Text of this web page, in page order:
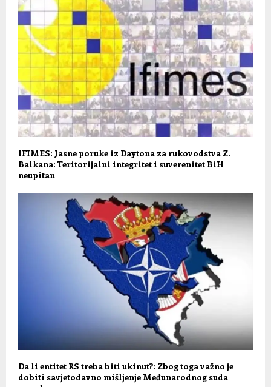
IFIMES: Jasne poruke iz Daytona za rukovodstva Z.
Balkana: Teritorijalni integritet i suverenitet BiH
neupitan
Da li entitet RS treba biti ukinut?: Zbog toga važno je
dobiti savjetodavno mišljenje Međunarodnog suda